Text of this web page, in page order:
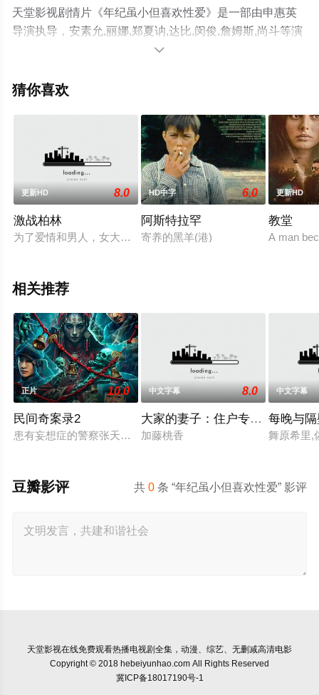
天堂影视剧情片《年纪虽小但喜欢性爱》是一部由申惠英
导演执导，安素允,丽娜,郑夏讷,达比,闵俊,詹姆斯,尚斗等演
员精彩演绎的韩国电影，手机免费观看高清未删减完整版
影、电视猫或剧情网等平台了解。

猜你喜欢
更新HD 8.0
激战柏林
为了爱情和男人，女大学生索尼娅，一步一步从一个清纯的学
HD中字 6.0
阿斯特拉罕
寄养的黑羊(港)
更新HD
教堂
A man
相关推荐
正片 10.0
民间奇案录2
患有妄想症的警察张天盛遇上一起离奇的神像杀人事件，勘案
中文字幕 8.0
大家的妻子：住户专用洞口
加藤桃香
中文字幕
每晚与
舞原希里,
共0 条 “年纪虽小但喜欢性爱” 影评
豆瓣影评
天堂影视在线免费观看热播电视剧全集，动漫、综艺、无删减高清电影
Copyright © 2018 hebeiyunhao.com All Rights Reserved
冀ICP备18017190号-1